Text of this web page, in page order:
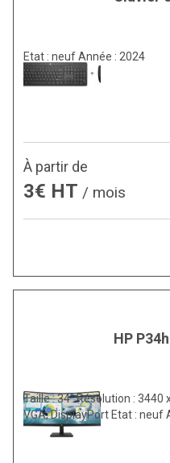
Etat : neuf Année : 2024
À partir de
3€ HT / mois
HP
Taille : 34″ Résolution : 3440
VGA, DisplayPort Etat : neuf